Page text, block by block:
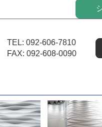
TEL: 092-606-7810
FAX: 092-608-0090